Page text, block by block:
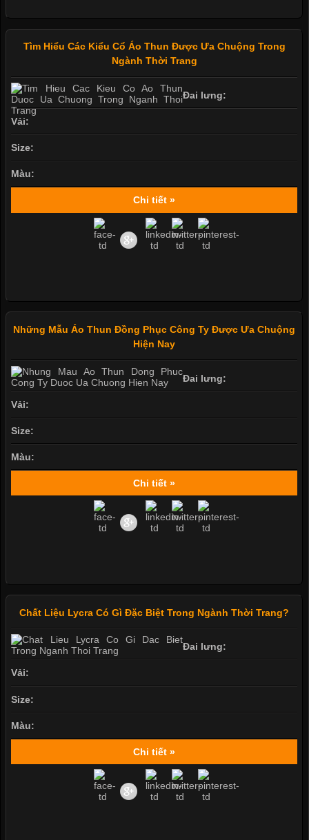
Tìm Hiểu Các Kiểu Cổ Áo Thun Được Ưa Chuộng Trong
Ngành Thời Trang
Đai lưng:
Vải:
Size:
Màu:
Chi tiết »
Những Mẫu Áo Thun Đồng Phục Công Ty Được Ưa Chuộng
Hiện Nay
Đai lưng:
Vải:
Size:
Màu:
Chi tiết »
Chất Liệu Lycra Có Gì Đặc Biệt Trong Ngành Thời Trang?
Đai lưng:
Vải:
Size:
Màu:
Chi tiết »